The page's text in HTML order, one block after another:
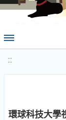
:::
環球科技大學